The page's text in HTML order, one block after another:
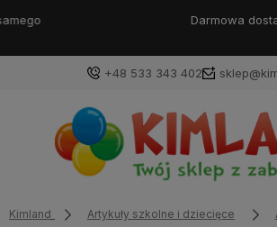
Darmowa dostawa od 99
+48 533 343 402
Kimland Artykuły szkolne i dziecięce